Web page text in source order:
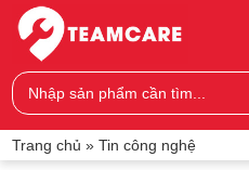
Trang chủ » Tin công nghệ